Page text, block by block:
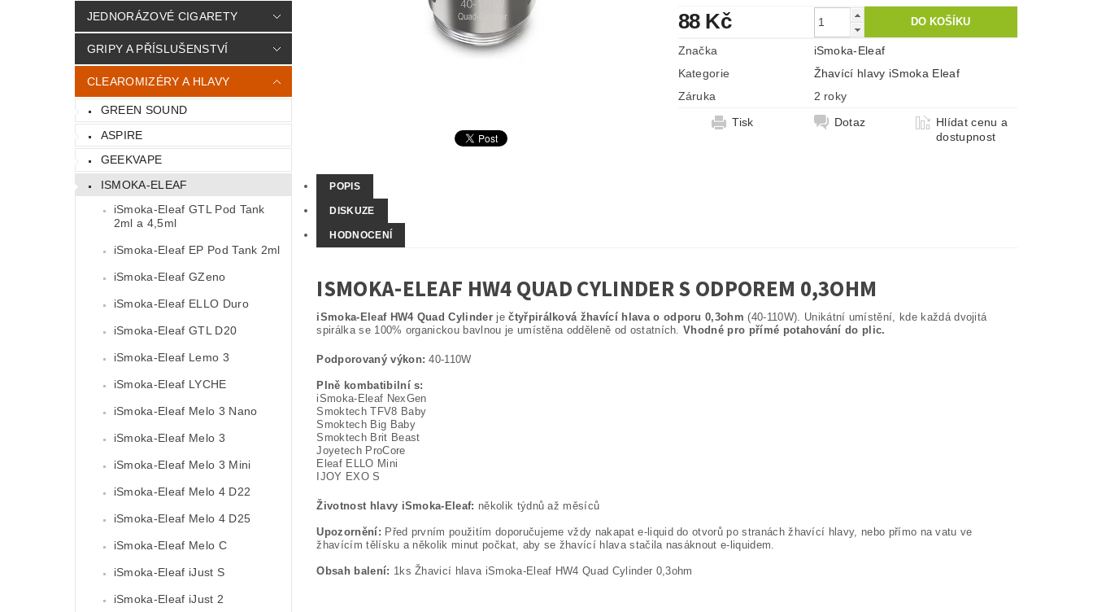
JEDNORÁZOVÉ CIGARETY
GRIPY A PŘÍSLUŠENSTVÍ
CLEAROMIZÉRY A HLAVY
GREEN SOUND
ASPIRE
GEEKVAPE
ISMOKA-ELEAF
iSmoka-Eleaf GTL Pod Tank
2ml a 4,5ml
iSmoka-Eleaf EP Pod Tank 2ml
iSmoka-Eleaf GZeno
iSmoka-Eleaf ELLO Duro
iSmoka-Eleaf GTL D20
iSmoka-Eleaf Lemo 3
iSmoka-Eleaf LYCHE
iSmoka-Eleaf Melo 3 Nano
iSmoka-Eleaf Melo 3
iSmoka-Eleaf Melo 3 Mini
iSmoka-Eleaf Melo 4 D22
iSmoka-Eleaf Melo 4 D25
iSmoka-Eleaf Melo C
iSmoka-Eleaf iJust S
iSmoka-Eleaf iJust 2
88 Kč
Značka
iSmoka-Eleaf
Kategorie
Žhavící hlavy iSmoka Eleaf
Záruka
2 roky
Tisk
Dotaz
Hlídat cenu a
dostupnost
POPIS
DISKUZE
HODNOCENÍ
ISMOKA-ELEAF HW4 QUAD CYLINDER S ODPOREM 0,3OHM
iSmoka-Eleaf HW4 Quad Cylinder ječtyřpirálková žhavící hlava o odporu 0,3ohm (40-110W). Unikátní umístění, kde každá dvojitá
spirálka se 100% organickou bavlnou je umístěna odděleně od ostatních.Vhodné pro přímé potahování do plic.
Podporovaný výkon: 40-110W
Plně kombatibilní s:
iSmoka-Eleaf NexGen
Smoktech TFV8 Baby
Smoktech Big Baby
Smoktech Brit Beast
Joyetech ProCore
Eleaf ELLO Mini
IJOY EXO S
Životnost hlavy iSmoka-Eleaf: několik týdnů až měsíců
Upozornění: Před prvním použitím doporučujeme vždy nakapat e-liquid do otvorů po stranách žhavící hlavy, nebo přímo na vatu ve
žhavícím tělísku a několik minut počkat, aby se žhavící hlava stačila nasáknout e-liquidem.
Obsah balení: 1ks Žhavicí hlava iSmoka-Eleaf HW4 Quad Cylinder 0,3ohm